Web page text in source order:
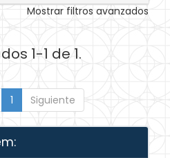
Mostrar filtros avanzados
1-1 de 1.
1 Siguiente